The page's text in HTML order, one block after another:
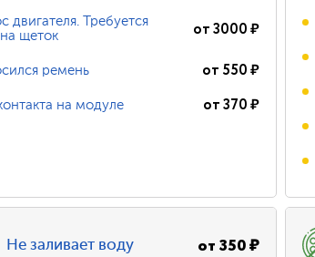
двигателя. Требуется
щеток
от3000₽
ремень от 550₽
на модуле от370₽
Не заливает воду от350₽